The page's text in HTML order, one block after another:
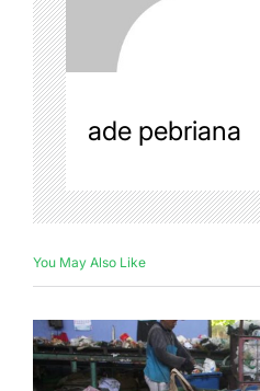
ade pebriana
You May Also Like